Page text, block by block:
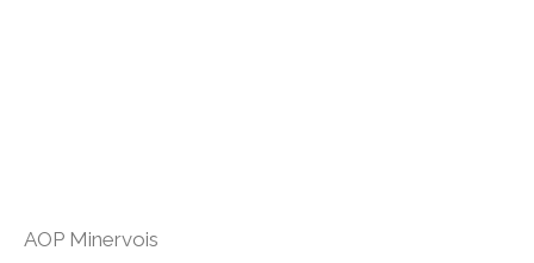
AOP Minervois